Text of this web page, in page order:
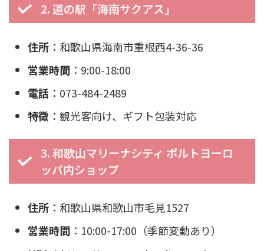
2. 道の駅「海南サクアス」
住所 ：和歌山県海南市重根西4-36-36
営業時間 ：9:00-18:00
電話 ：073-484-2489
特徴 ：観光客向け、ギフト包装対応
3. 和歌山マリーナシティ ポルトヨーロ
ッパ内ショップ
住所 ：和歌山県和歌山市毛見1527
営業時間 ：10:00-17:00（季節変動あり）